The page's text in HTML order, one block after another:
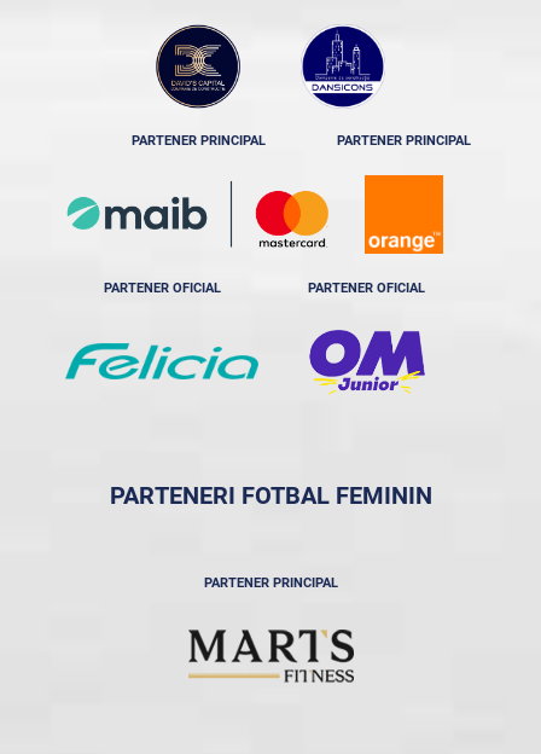
PARTENER PRINCIPAL PARTENER PRINCIPAL
PARTENER OFICIAL PARTENER OFICIAL
PARTENERI FOTBAL FEMININ
PARTENER PRINCIPAL